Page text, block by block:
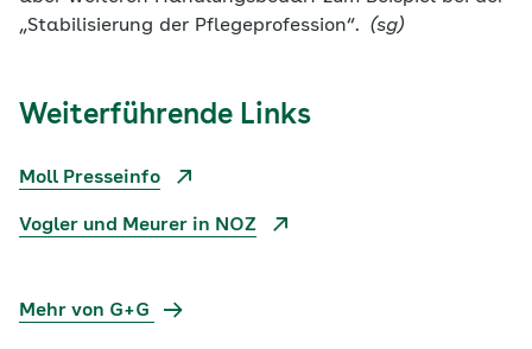
„Stabilisierung der Pflegeprofession“.
(sg)
Weiterführende Links
Moll Presseinfo
Vogler und Meurer in NOZ
Mehr von G+G